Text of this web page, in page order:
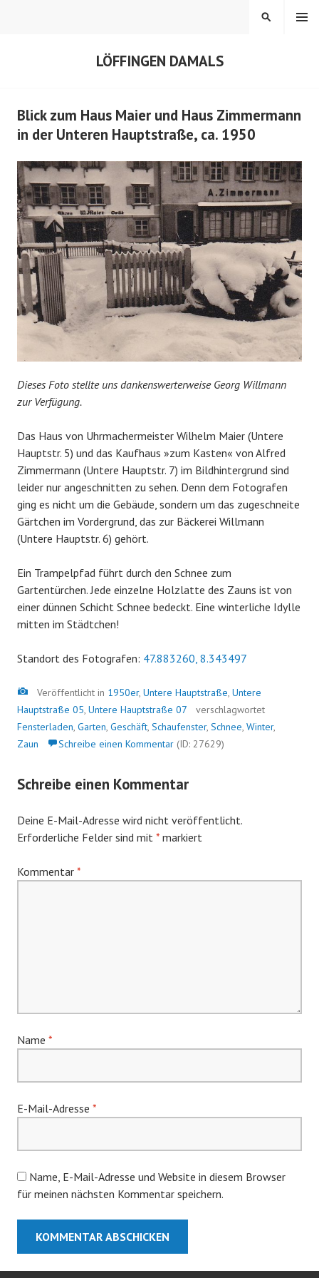
LÖFFINGEN DAMALS
MENÜ
SUCHEN
Blick zum Haus Maier und Haus Zimmermann
in der Unteren Hauptstraße, ca. 1950
Dieses Foto stellte uns dankenswerterweise Georg Willmann
zur Verfügung.
Das Haus von Uhrmachermeister Wilhelm Maier (Untere
Hauptstr. 5) und das Kaufhaus »zum Kasten« von Alfred
Zimmermann (Untere Hauptstr. 7) im Bildhintergrund sind
leider nur angeschnitten zu sehen. Denn dem Fotografen
ging es nicht um die Gebäude, sondern um das zugeschneite
Gärtchen im Vordergrund, das zur Bäckerei Willmann
(Untere Hauptstr. 6) gehört.
Ein Trampelpfad führt durch den Schnee zum
Gartentürchen. Jede einzelne Holzlatte des Zauns ist von
einer dünnen Schicht Schnee bedeckt. Eine winterliche Idylle
mitten im Städtchen!
Standort des Fotografen: 47.883260, 8.343497
Bild
Veröffentlicht in 1950er, Untere Hauptstraße, Untere
Hauptstraße 05, Untere Hauptstraße 07
verschlagwortet
Fensterladen, Garten, Geschäft, Schaufenster, Schnee, Winter,
Zaun
Schreibe einen Kommentar (ID: 27629)
Schreibe einen Kommentar
Deine E-Mail-Adresse wird nicht veröffentlicht.
Erforderliche Felder sind mit * markiert
Kommentar *
Name *
E-Mail-Adresse *
Name, E-Mail-Adresse und Website in diesem Browser
für meinen nächsten Kommentar speichern.